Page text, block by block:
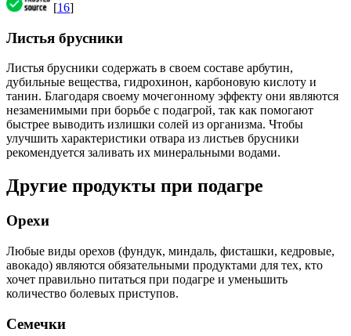
[16]
Листья брусники
Листья брусники содержать в своем составе арбутин,
дубильные вещества, гидрохинон, карбоновую кислоту и
танин. Благодаря своему мочегонному эффекту они являются
незаменимыми при борьбе с подагрой, так как помогают
быстрее выводить излишки солей из организма. Чтобы
улучшить характеристики отвара из листьев брусники
рекомендуется заливать их минеральными водами.
Другие продукты при подагре
Орехи
Любые виды орехов (фундук, миндаль, фисташки, кедровые,
авокадо) являются обязательными продуктами для тех, кто
хочет правильно питаться при подагре и уменьшить
количество болевых приступов.
Семечки